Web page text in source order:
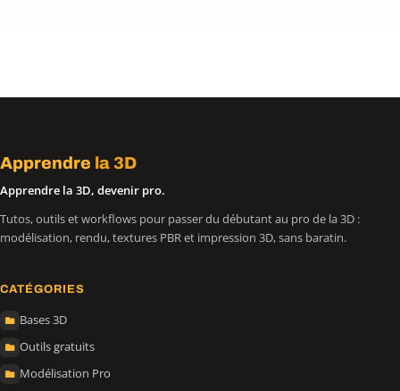
Apprendre la 3D
Apprendre la 3D, devenir pro.
Tutos, outils et workflows pour passer du débutant au pro de la 3D :
modélisation, rendu, textures PBR et impression 3D, sans baratin.
CATÉGORIES
Bases 3D
Outils gratuits
Modélisation Pro